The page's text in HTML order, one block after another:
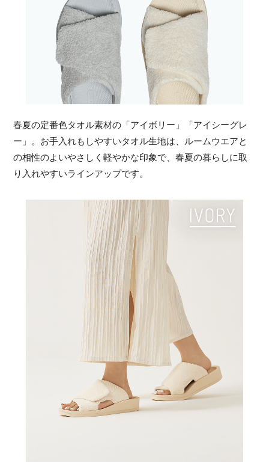
春夏の定番色タオル素材の「アイボリー」「アイシーグレ
ー」。お手入れもしやすいタオル生地は、ルームウエアと
の相性のよいやさしく軽やかな印象で、春夏の暮らしに取
り入れやすいラインアップです。